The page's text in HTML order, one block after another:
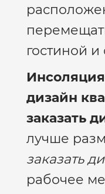
гостиной
дизайн
заказать
лучше
заказать
рабочее